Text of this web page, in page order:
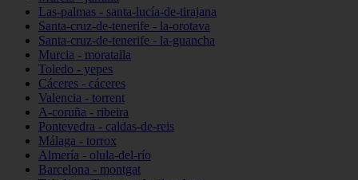
Las-palmas - santa-lucía-de-tirajana
Santa-cruz-de-tenerife - la-orotava
Santa-cruz-de-tenerife - la-guancha
Murcia - moratalla
Toledo - yepes
Cáceres - cáceres
Valencia - torrent
A-coruña - ribeira
Pontevedra - caldas-de-reis
Málaga - torrox
Almería - olula-del-río
Barcelona - montgat